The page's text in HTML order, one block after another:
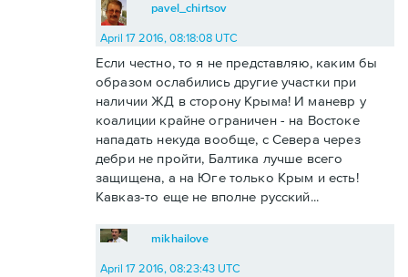
pavel_chirtsov
April 17 2016, 08:18:08 UTC
Если честно, то я не представляю, каким бы
образом ослабились другие участки при
наличии ЖД в сторону Крыма! И маневр у
коалиции крайне ограничен - на Востоке
нападать некуда вообще, с Севера через
дебри не пройти, Балтика лучше всего
защищена, а на Юге только Крым и есть!
Кавказ-то еще не вполне русский...
mikhailove
April 17 2016, 08:23:43 UTC